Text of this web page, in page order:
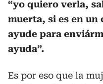
“yo quiero verla,
muerta, si es en un
ayude para
ayuda”.
Es por eso que la